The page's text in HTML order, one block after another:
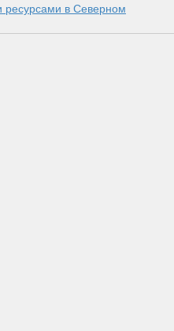
ресурсами в Северном